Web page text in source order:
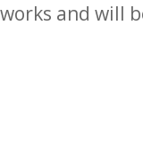
works and will